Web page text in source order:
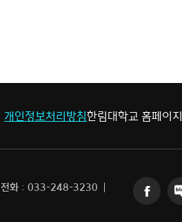
개인정보처리방침한림대학교 홈페이지
전화 : 033-248-3230